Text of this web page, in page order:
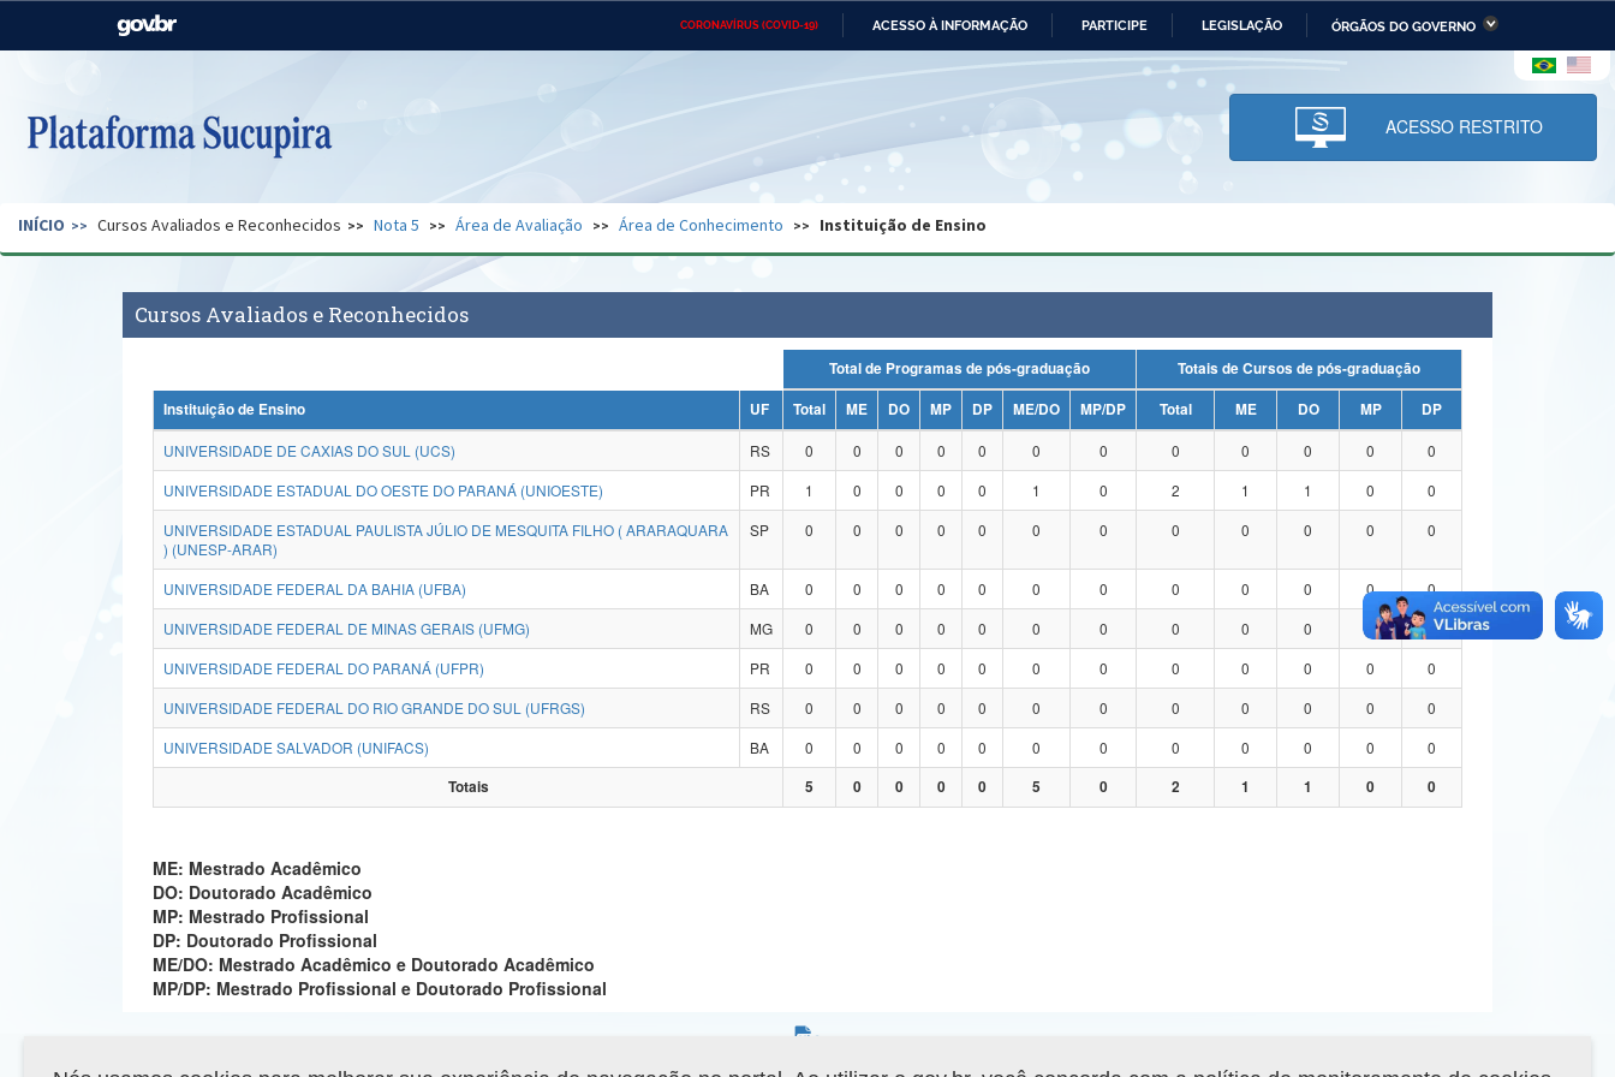
CORONAVÍRUS (COVID-19) ACESSO À INFORMAÇÃO PARTICIPE LEGISLAÇÃO ÓRGÃOS DO GOVERNO
Casa Civil Ministério das Relações Ministério da Economia Ministério da Infraestrutura
Pecuária e Abastecimento
Ministério da Ciência,
Tecnologia, Inovações e
Comunicações
Ministério do Desenvolvimento
Regional e dos Direitos Humanos
Secretaria de Governo Gabinete de Segurança Advocacia-Geral da União Banco Central do Brasil Planalto
ACESSO RESTRITO
INÍCIO Cursos Avaliados e Reconhecidos Nota 5 Área de Avaliação Área de Conhecimento Instituição de Ensino
Cursos Avaliados e Reconhecidos
Total de Programas de pós-graduação
Totais de Cursos de pós-graduação
Instituição de Ensino
UF Total ME DO MP DP ME/DO MP/DP Total ME DO MP
DP
UNIVERSIDADE DE CAXIAS DO SUL (UCS)
RS 0 0 0 0 0 0 0 0 0 0 0
0
UNIVERSIDADE ESTADUAL DO OESTE DO PARANÁ (UNIOESTE)
PR 1 0 0 0 0 1 0 2 1 1 0
0
UNIVERSIDADE ESTADUAL PAULISTA JÚLIO DE MESQUITA FILHO ( ARARAQUARA
) (UNESP-ARAR)
SP 0 0 0 0 0 0 0 0 0 0 0 0
UNIVERSIDADE FEDERAL DA BAHIA (UFBA) BA 0 0 0 0 0 0 0 0 0 0 0
0
UNIVERSIDADE FEDERAL DE MINAS GERAIS (UFMG)
MG 0 0 0 0 0 0 0 0 0 0
0
UNIVERSIDADE FEDERAL DO PARANÁ (UFPR)
PR 0 0 0 0 0 0 0 0 0 0 0
0
UNIVERSIDADE FEDERAL DO RIO GRANDE DO SUL (UFRGS)
RS 0 0 0 0 0 0 0 0 0 0 0
0
UNIVERSIDADE SALVADOR (UNIFACS)
BA 0 0 0 0 0 0 0 0 0 0 0
0
Totais
5 0 0 0 0 5 0 2 1 1 0 0
ME: Mestrado Acadêmico
DO: Doutorado Acadêmico
MP: Mestrado Profissional
DP: Doutorado Profissional
ME/DO: Mestrado Acadêmico e Doutorado Acadêmico
MP/DP: Mestrado Profissional e Doutorado Profissional